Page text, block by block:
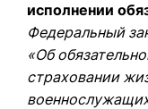
исполнении
Федеральный
«Об
страховании